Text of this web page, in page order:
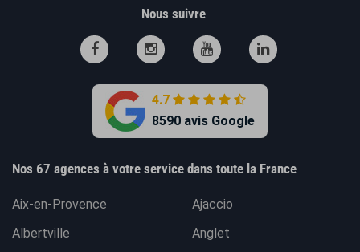
Nous suivre
4.7
8590 avis Google
Nos 67 agences à votre service dans toute la France
Aix-en-Provence
Ajaccio
Albertville
Anglet